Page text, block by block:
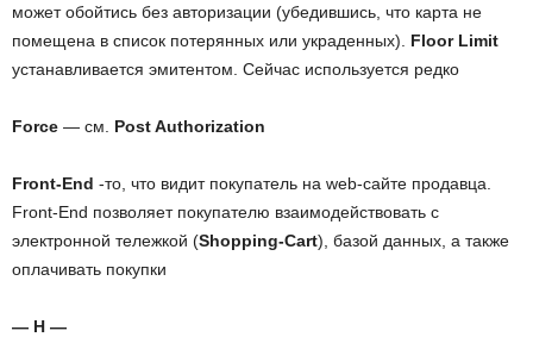
может обойтись без авторизации (убедившись, что карта не
помещена в список потерянных или украденных). Floor Limit
устанавливается эмитентом. Сейчас используется редко
Force — см. Post Authorization
Front-End -то, что видит покупатель на web-сайте продавца.
Front-End позволяет покупателю взаимодействовать с
электронной тележкой (Shopping-Cart), базой данных, а также
оплачивать покупки
— H —